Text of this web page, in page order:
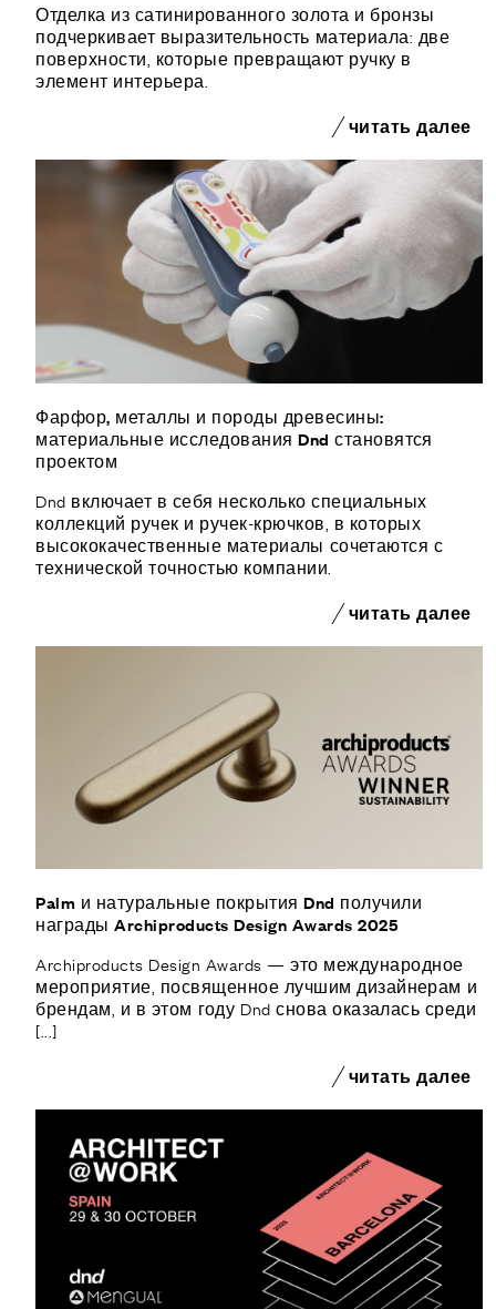
Отделка из сатинированного золота и бронзы
подчеркивает выразительность материала: две
поверхности, которые превращают ручку в
элемент интерьера.
читать далее
Фарфор, металлы и породы древесины:
материальные исследования Dnd становятся
проектом
Dnd включает в себя несколько специальных
коллекций ручек и ручек-крючков, в которых
высококачественные материалы сочетаются с
технической точностью компании.
читать далее
Palm и натуральные покрытия Dnd получили
награды Archiproducts Design Awards 2025
Archiproducts Design Awards — это международное
мероприятие, посвященное лучшим дизайнерам и
брендам, и в этом году Dnd снова оказалась среди
[...]
читать далее